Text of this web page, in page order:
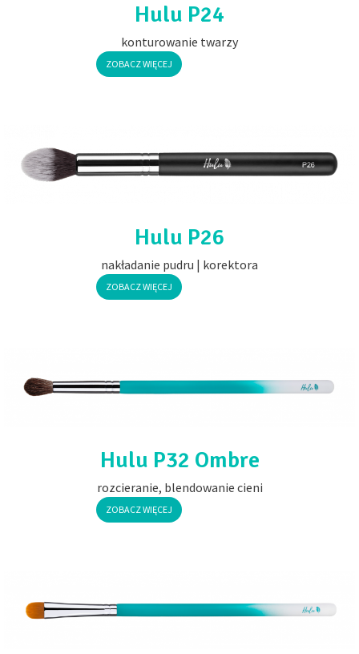
Hulu P24
konturowanie twarzy
ZOBACZ WIĘCEJ
Hulu P26
nakładanie pudru | korektora
ZOBACZ WIĘCEJ
Hulu P32 Ombre
rozcieranie, blendowanie cieni
ZOBACZ WIĘCEJ